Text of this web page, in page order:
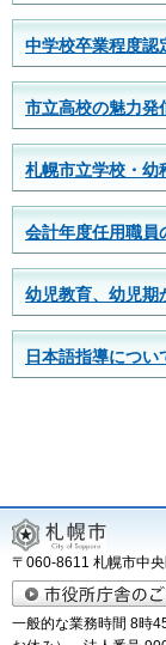
中学校卒業程度認
市立高校の魅力発
札幌市立学校・幼
会計年度任用職員
幼児教育、幼児期
日本語指導につい
〒060-8611 札幌市中
一般的な業務時間 8時